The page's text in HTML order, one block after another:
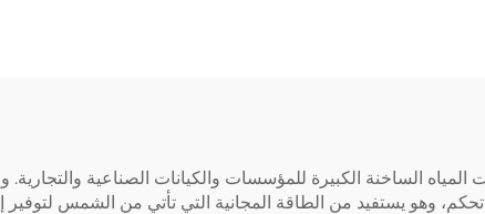
الساخنة الكبيرة للمؤسسات والكيانات الصناعية
وهو يستفيد من الطاقة المجانية التي تأتي من الشمس